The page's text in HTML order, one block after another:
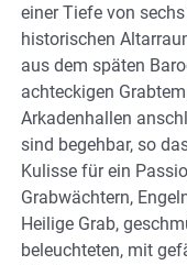
einer Tiefe von
historischen
aus dem späten
achteckigen
Arkadenhallen
sind begehbar, so
Kulisse für ein
Grabwächtern,
Heilige Grab,
beleuchteten, mit